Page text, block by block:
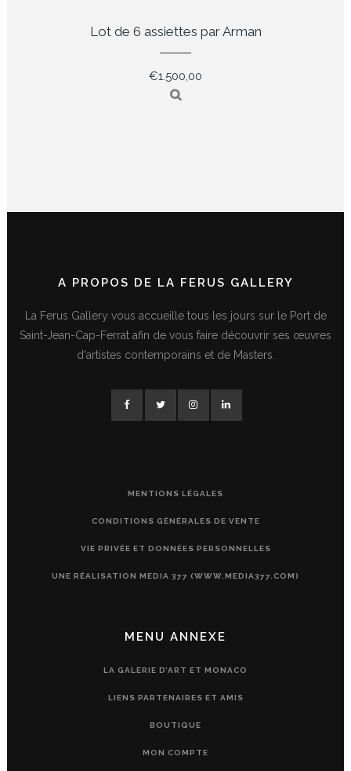
Lot de 6 assiettes par Arman
€1.500,00
A PROPOS DE LA FERUS GALLERY
La Ferus Gallery vous accueille tous les jours sur le Port de
Saint-Jean-Cap-Ferrat afin de vous faire découvrir ses œuvres
d'artistes contemporains et de Masters.
MENTIONS LÉGALES
CONDITIONS GÉNÉRALES DE VENTE
VIE PRIVÉE ET DONNÉES PERSONNELLES
UNE RÉALISATION MEDIA 377 (WWW.MEDIA377.COM)
MENU ANNEXE
LA GALERIE D’ART ET MONACO
LIENS PARTENAIRES ET AMIS
BOUTIQUE
MON COMPTE